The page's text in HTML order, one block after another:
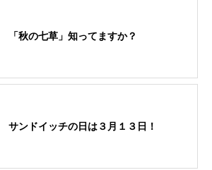
「秋の七草」知ってますか？
サンドイッチの日は３月１３日！